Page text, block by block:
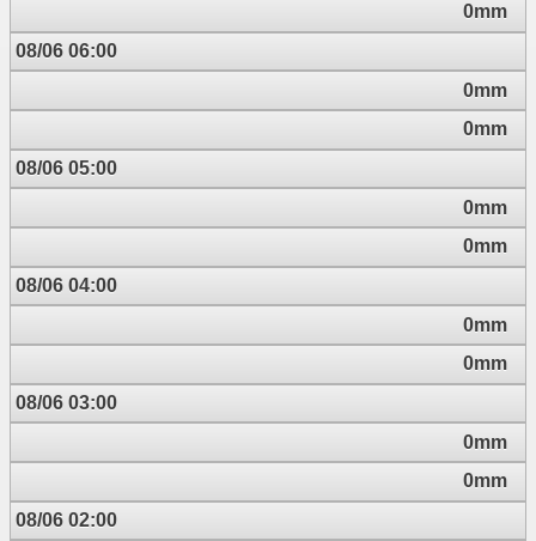
0mm
08/06 06:00
0mm
0mm
08/06 05:00
0mm
0mm
08/06 04:00
0mm
0mm
08/06 03:00
0mm
0mm
08/06 02:00